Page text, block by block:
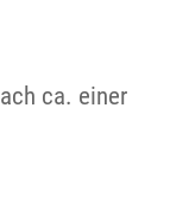
ca. einer